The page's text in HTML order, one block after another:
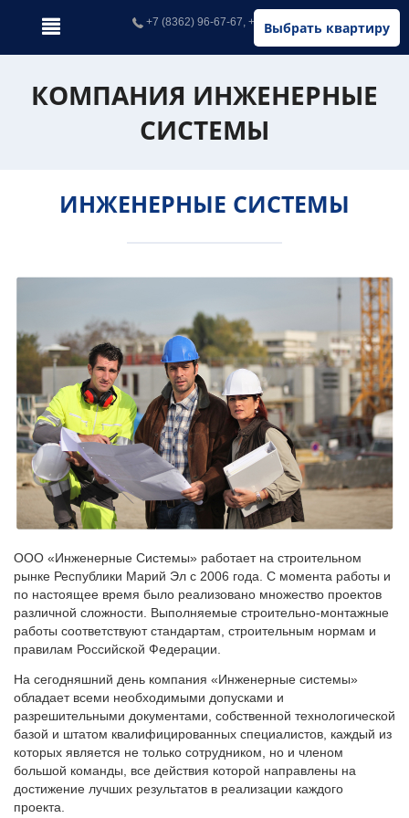
Выбрать квартиру
+7 (8362) 96-67-67, +7 (902) 326-67-67
КОМПАНИЯ ИНЖЕНЕРНЫЕ
СИСТЕМЫ
ИНЖЕНЕРНЫЕ СИСТЕМЫ
ООО «Инженерные Системы» работает на строительном
рынке Республики Марий Эл с 2006 года. С момента работы и
по настоящее время было реализовано множество проектов
различной сложности. Выполняемые строительно-монтажные
работы соответствуют стандартам, строительным нормам и
правилам Российской Федерации.
На сегодняшний день компания «Инженерные системы»
обладает всеми необходимыми допусками и
разрешительными документами, собственной технологической
базой и штатом квалифицированных специалистов, каждый из
которых является не только сотрудником, но и членом
большой команды, все действия которой направлены на
достижение лучших результатов в реализации каждого
проекта.